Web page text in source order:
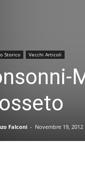
Storico Vecchi Articoli
Falconi - Novembre 19, 2012